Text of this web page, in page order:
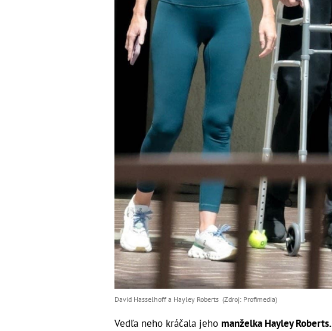
David Hasselhoff a Hayley Roberts (Zdroj: Profimedia)
Vedľa neho kráčala jeho manželka Hayley Roberts.